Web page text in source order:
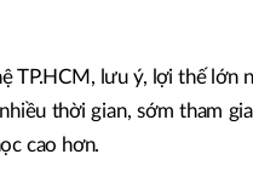
TP.HCM, lưu ý, lợi thế lớn
thời gian, sớm tham
cao hơn.